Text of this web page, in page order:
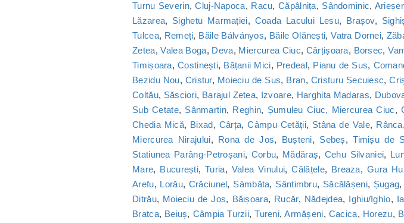
Turnu Severin,Cluj-Napoca, Racu, Căpâlnița, Sândominic,
Lăzarea, Sighetu Marmației, Coada Lacului Lesu, Brașov,
Tulcea, Remeți, Băile Bálványos, Băile Olănești,Vatra Dornei,
Zetea,Valea Boga, Deva, Miercurea Ciuc, Cârțișoara, Borsec,
Timișoara, Costinești, Bățanii Mici, Predeal, Pianu de Sus,
Bezidu Nou, Cristur, Moieciu de Sus, Bran, Cristuru Secuiesc,
Coltău, Săsciori, Barajul Zetea, Izvoare, Harghita Madaras,
Sub Cetate, Sânmartin, Reghin, Șumuleu Ciuc, Miercurea Ciuc,
Chedia Mică, Bixad, Cârța,Câmpu Cetății, Stâna de Vale, Rânca,
Miercurea Nirajului, Rona de Jos, Bușteni, Sebeș,Timișu de
Statiunea Parâng-Petroșani, Corbu, Mădăraș, Cehu Silvaniei,
Mare, București,Turia, Valea Vinului,Călățele, Breaza, Gura
Arefu, Lorău, Crăciunel, Sâmbăta, Sântimbru, Săcălășeni, Șugag,
Ditrău, Moieciu de Jos, Băișoara, Rucăr, Nădejdea, Ighiu/Ighìo,
Bratca, Beiuș, Câmpia Turzii,Tureni,Armășeni, Cacica, Horezu,